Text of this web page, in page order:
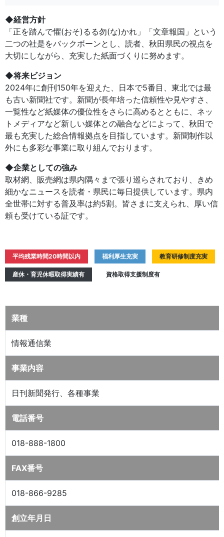
◆経営方針
「正を踏んで懼(おそ)るる勿(な)かれ」「文章報国」という
二つの社是をバックボーンとし、読者、秋田県民の視点を
大切にしながら、充実した紙面づくりに努めます。
◆将来ビジョン
2024年に創刊150年を迎えた、日本で5番目、東北では最
も古い新聞社です。新聞が長年培った信頼性や見やすさ、
一覧性など紙媒体の優位性をさらに高めるとともに、ネッ
トメディアなど新しい媒体との融合などによって、秋田で
最も充実した総合情報拠点を目指しています。新聞制作以
外にも多彩な事業に取り組んでおります。
◆企業としての強み
取材網、販売網は県内隅々まで張り巡らされており、きめ
細かなニュースを読者・県民に毎日提供しています。県内
全世帯に対する普及率は約5割。皆さまに支えられ、厚い信
頼も受けている証です。
平均残業時間20時間以内 福利厚生充実 教育研修制度充実
産休・育児休暇取得実績有 資格取得支援制度有
業種
情報通信業
事業内容
日刊新聞発行、各種事業
電話番号
018-888-1800
FAX番号
018-866-9285
創立年月日